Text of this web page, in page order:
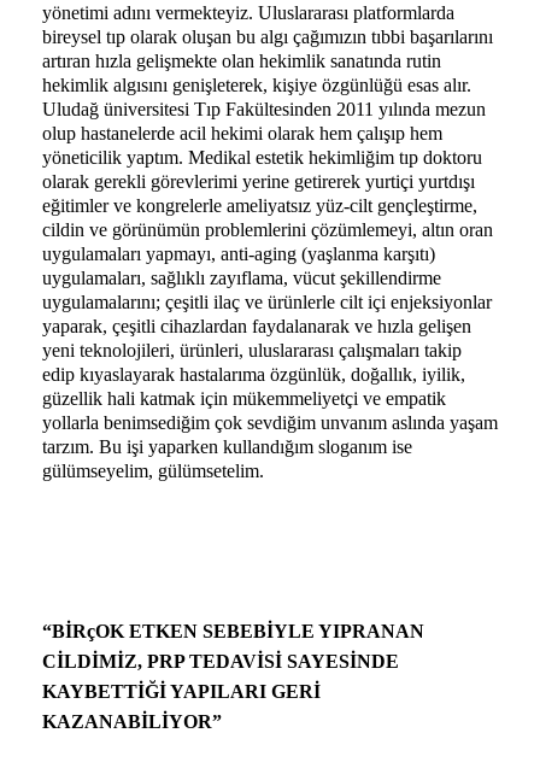
yönetimi adını vermekteyiz. Uluslararası platformlarda
bireysel tıp olarak oluşan bu algı çağımızın tıbbi başarılarını
artıran hızla gelişmekte olan hekimlik sanatında rutin
hekimlik algısını genişleterek, kişiye özgünlüğü esas alır.
Uludağ üniversitesi Tıp Fakültesinden 2011 yılında mezun
olup hastanelerde acil hekimi olarak hem çalışıp hem
yöneticilik yaptım. Medikal estetik hekimliğim tıp doktoru
olarak gerekli görevlerimi yerine getirerek yurtiçi yurtdışı
eğitimler ve kongrelerle ameliyatsız yüz-cilt gençleştirme,
cildin ve görünümün problemlerini çözümlemeyi, altın oran
uygulamaları yapmayı, anti-aging (yaşlanma karşıtı)
uygulamaları, sağlıklı zayıflama, vücut şekillendirme
uygulamalarını; çeşitli ilaç ve ürünlerle cilt içi enjeksiyonlar
yaparak, çeşitli cihazlardan faydalanarak ve hızla gelişen
yeni teknolojileri, ürünleri, uluslararası çalışmaları takip
edip kıyaslayarak hastalarıma özgünlük, doğallık, iyilik,
güzellik hali katmak için mükemmeliyetçi ve empatik
yollarla benimsediğim çok sevdiğim unvanım aslında yaşam
tarzım. Bu işi yaparken kullandığım sloganım ise
gülümseyelim, gülümsetelim.
“BİRçOK ETKEN SEBEBİYLE YIPRANAN
CİLDİMİZ, PRP TEDAVİSİ SAYESİNDE
KAYBETTİĞİ YAPILARI GERİ
KAZANABİLİYOR”